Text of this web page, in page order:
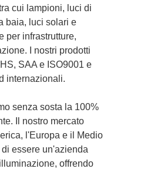
cui lampioni, luci di
baia, luci solari e
per infrastrutture,
I nostri prodotti
SAA e ISO9001 e
internazionali.
senza sosta la 100%
Il nostro mercato
l'Europa e il Medio
essere un'azienda
offrendo